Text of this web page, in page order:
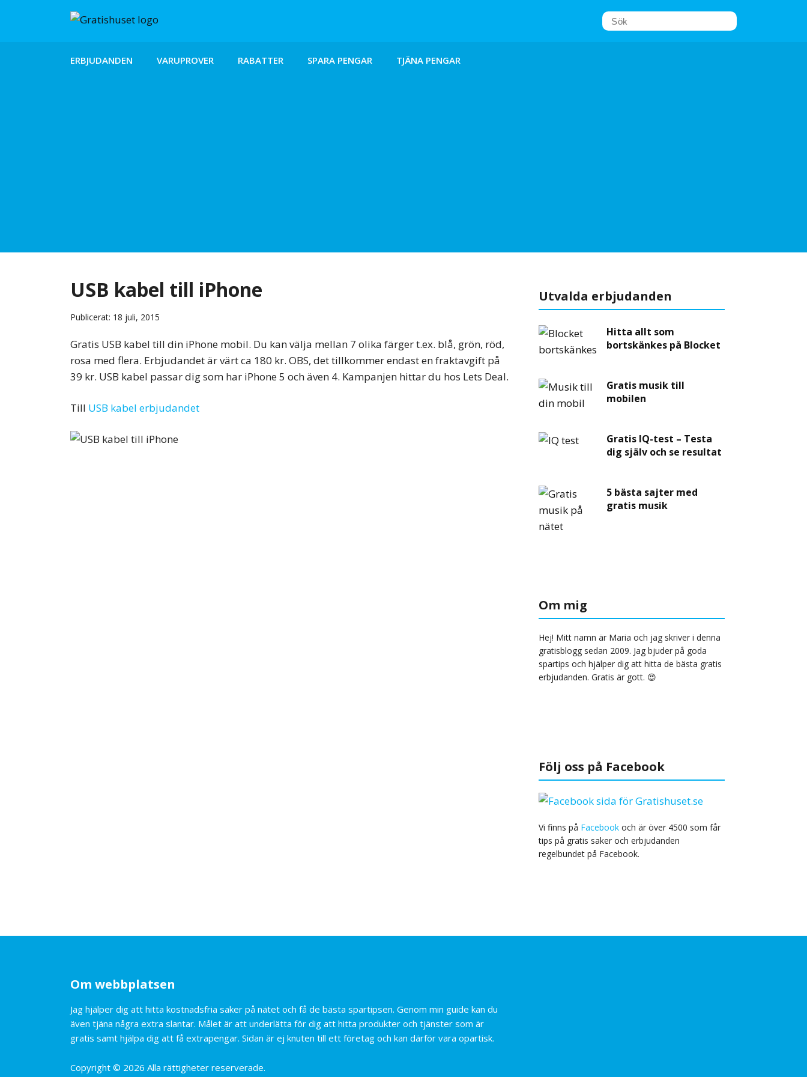
ERBJUDANDEN VARUPROVER RABATTER SPARA PENGAR TJÄNA PENGAR
USB kabel till iPhone
Publicerat: 18 juli, 2015
Gratis USB kabel till din iPhone mobil. Du kan välja mellan 7 olika färger t.ex. blå, grön, röd,
rosa med flera. Erbjudandet är värt ca 180 kr. OBS, det tillkommer endast en fraktavgift på
39 kr. USB kabel passar dig som har iPhone 5 och även 4. Kampanjen hittar du hos Lets Deal.
Till USB kabel erbjudandet
Utvalda erbjudanden
Hitta allt som
bortskänkes på Blocket
Gratis musik till
mobilen
Gratis IQ-test – Testa
dig själv och se resultat
5 bästa sajter med
gratis musik
Om mig
Hej! Mitt namn är Maria och jag skriver i denna
gratisblogg sedan 2009. Jag bjuder på goda
spartips och hjälper dig att hitta de bästa gratis
erbjudanden. Gratis är gott. 😍
Följ oss på Facebook
Vi finns på Facebook och är över 4500 som får
tips på gratis saker och erbjudanden
regelbundet på Facebook.
Om webbplatsen
Jag hjälper dig att hitta kostnadsfria saker på nätet och få de bästa spartipsen. Genom min guide kan du
även tjäna några extra slantar. Målet är att underlätta för dig att hitta produkter och tjänster som är
gratis samt hjälpa dig att få extrapengar. Sidan är ej knuten till ett företag och kan därför vara opartisk.
Copyright © 2026 Alla rättigheter reserverade.